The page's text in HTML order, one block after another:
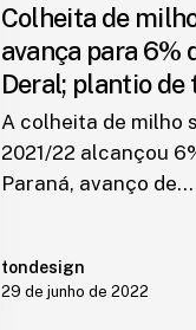
Colheita de
avança para 6%
Deral; plantio
A colheita de milho
2021/22 alcançou
Paraná, avanço de…
tondesign
29 de junho de 2022